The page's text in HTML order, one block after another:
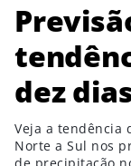
dez
Veja a tendência
Norte a Sul nos